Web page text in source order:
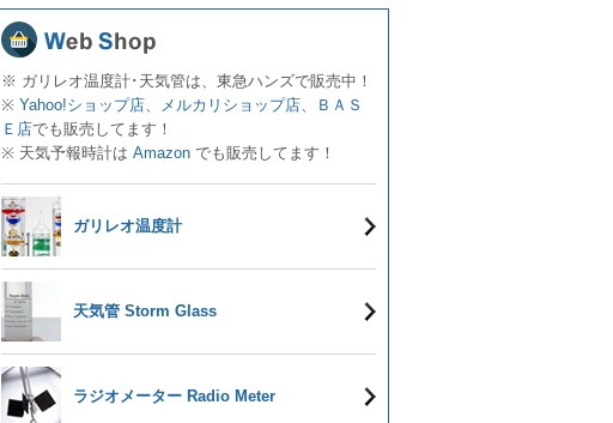
※ ガリレオ温度計･天気管は、東急ハンズで販売中！
※ Yahoo!ショップ店、 メルカリショップ店、
ＢＡＳ
Ｅ店でも販売してます！
※ 天気予報時計は Amazon でも販売してます！
ガリレオ温度計
天気管 Storm Glass
ラジオメーター Radio Meter